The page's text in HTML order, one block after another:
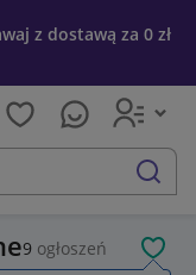
z dostawą za 0 zł
szukaj
9 ogłoszeń